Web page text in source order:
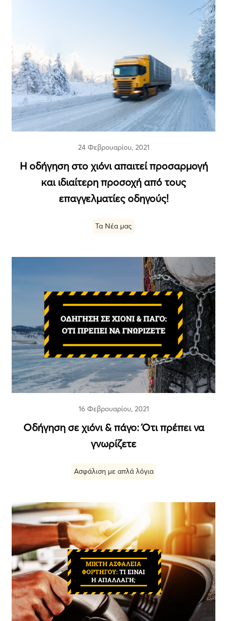
24 Φεβρουαρίου, 2021
Η οδήγηση στο χιόνι απαιτεί προσαρμογή
και ιδιαίτερη προσοχή από τους
επαγγελματίες οδηγούς!
Τα Νέα μας
16 Φεβρουαρίου, 2021
Οδήγηση σε χιόνι & πάγο: Ότι πρέπει να
γνωρίζετε
Ασφάλιση με απλά λόγια